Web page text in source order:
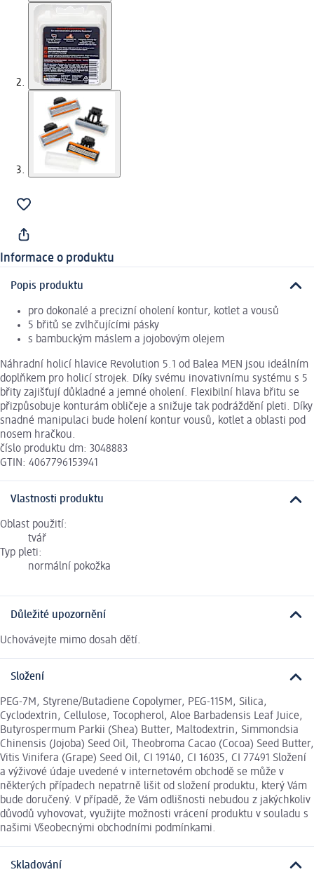
Informace o produktu
Popis produktu
pro dokonalé a precizní oholení kontur, kotlet a vousů
5 břitů se zvlhčujícími pásky
s bambuckým máslem a jojobovým olejem
Náhradní holicí hlavice Revolution 5.1 od Balea MEN jsou ideálním
doplňkem pro holicí strojek. Díky svému inovativnímu systému s 5
břity zajišťují důkladné a jemné oholení. Flexibilní hlava břitu se
přizpůsobuje konturám obličeje a snižuje tak podráždění pleti. Díky
snadné manipulaci bude holení kontur vousů, kotlet a oblasti pod
nosem hračkou.
číslo produktu dm: 3048883
GTIN: 4067796153941
Vlastnosti produktu
Oblast použití:
tvář
Typ pleti:
normální pokožka
Důležité upozornění
Uchovávejte mimo dosah dětí.
Složení
PEG-7M, Styrene/Butadiene Copolymer, PEG-115M, Silica,
Cyclodextrin, Cellulose, Tocopherol, Aloe Barbadensis Leaf Juice,
Butyrospermum Parkii (Shea) Butter, Maltodextrin, Simmondsia
Chinensis (Jojoba) Seed Oil, Theobroma Cacao (Cocoa) Seed Butter,
Vitis Vinifera (Grape) Seed Oil, CI 19140, CI 16035, CI 77491 Složení
a výživové údaje uvedené v internetovém obchodě se může v
některých případech nepatrně lišit od složení produktu, který Vám
bude doručený. V případě, že Vám odlišnosti nebudou z jakýchkoliv
důvodů vyhovovat, využijte možnosti vrácení produktu v souladu s
našimi Všeobecnými obchodními podmínkami.
Skladování